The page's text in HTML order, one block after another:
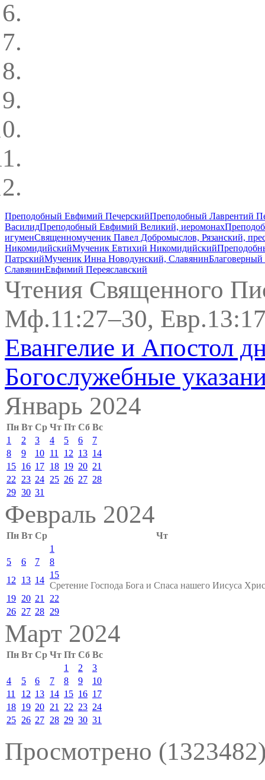
Преподобный Евфимий ПечерскийПреподобный Лаврентий
ВасилидПреподобный Евфимий Великий, иеромонах
игуменСвященномученик Павел Добромыслов, Рязанский,
НикомидийскийМученик Евтихий Никомидийский
ПатрскийМученик Инна Новодунский, Славянин
СлавянинЕвфимий Переяславский
Чтения Священного
Мф.11:27–30,
Евангелие и Апостол
Богослужебные
Январь 2024
Пн Вт Ср Чт Пт Сб Вс
1
2 3 4 5 6
7
8
9 10 11 12 13 14
15 16 17 18 19 20 21
22
23 24 25 26 27 28
29 30 31
Февраль 2024
Пн Вт Ср
Чт
1
5
6 7
8
12
13 14
15
Сретение Господа Бога и Спаса нашего Иисуса
19 20 21
22
26 27 28 29
Март 2024
Пн Вт Ср Чт Пт Сб Вс
1
2
3
4
5 6 7 8 9
10
11
12 13 14 15 16 17
18 19 20 21 22 23 24
25 26 27 28 29 30 31
Просмотрено